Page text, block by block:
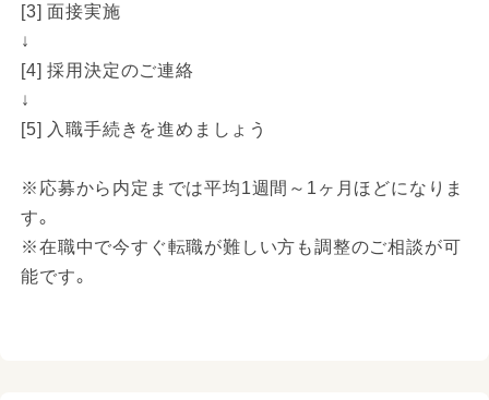
[3] 面接実施
↓
[4] 採用決定のご連絡
↓
[5] 入職手続きを進めましょう
※応募から内定までは平均1週間～1ヶ月ほどになりま
す。
※在職中で今すぐ転職が難しい方も調整のご相談が可
能です。